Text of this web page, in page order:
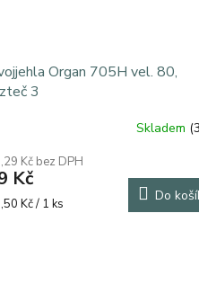
Organ 705H vel. 80,
3
Skladem
Kč bez DPH
Kč
Kč / 1 ks Do